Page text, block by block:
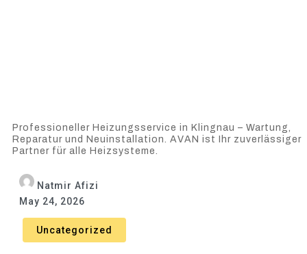
Professioneller Heizungsservice in Klingnau – Wartung,
Reparatur und Neuinstallation. AVAN ist Ihr zuverlässiger
Partner für alle Heizsysteme.
Natmir Afizi
May 24, 2026
Uncategorized